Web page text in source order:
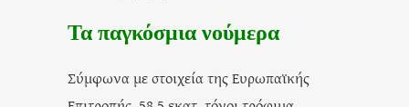
Τα παγκόσμια νούμερα
Σύμφωνα με στοιχεία της Ευρωπαϊκής